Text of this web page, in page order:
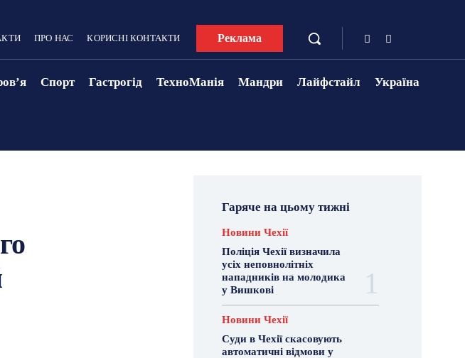
ПРО НАС КОРИСНІ КОНТАКТИ Реклама
Спорт Гастрогід ТехноМанія Мандри Лайфстайл Україна
Гаряче на цьому тижні
Новини Чехії
Поліція Чехії визначила
усіх неповнолітніх
нападників на молодика
у Вишкові
Новини Чехії
Суди в Чехії скасовують
автоматичні відмови у